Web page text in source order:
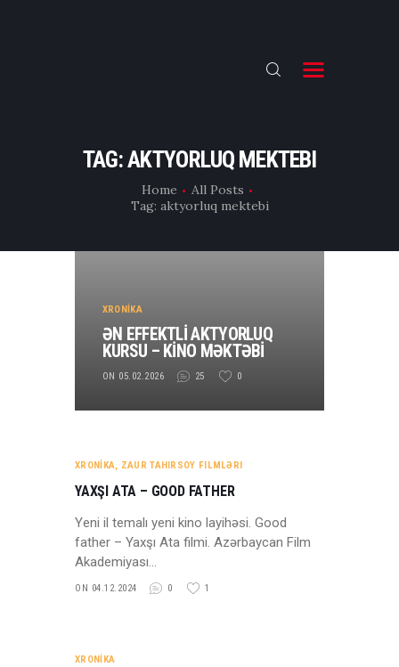
TAG: AKTYORLUQ MEKTEBI
Home
All Posts
Tag: aktyorluq mektebi
TƏHSİL
İNFO
XRONİKA
ƏN EFFEKTLİ AKTYORLUQ
KURSU – KİNO MƏKTƏBİ
ON 05.02.2026 25 0
XRONİKA, ZAUR TAHIRSOY FILMLƏRI
YAXŞI ATA – GOOD FATHER
Yeni il temalı yeni kino layihəsi. Good
father – Yaxşı Ata filmi. Azərbaycan Film
Akademiyası…
ON 04.12.2024 0 1
XRONİKA